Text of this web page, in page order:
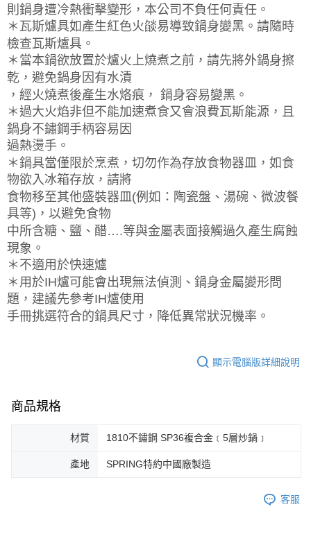
則鍋身遭冷熱衝擊變形，本公司不負任何責任。
＊瓦斯爐具如產生紅色火燄易導致鍋身變黑。請隨時
檢查瓦斯爐具。
＊當本鍋欲放置於爐火上燒煮之前，請先將外鍋身擦
乾，避免鍋身因有水漬
，經火燒煮後產生水烙痕， 鍋身容易變黑。
＊過大火焰非但不能加速煮食又會浪費瓦斯能源，且
鍋身不鏽鋼手柄容易因
過熱燙手。
＊鍋具當僅限於烹煮，切勿作為存放食物器皿，如食
物欲入冰箱存放，請將
食物移至其他盛裝器皿(例如：陶瓷盤、湯碗、微波餐
具等)，以避免食物
中所含糖、鹽、醋….等與金屬表面接觸過久產生腐蝕
現象。
＊不適用於快速爐
＊用於IH爐可能會出現無法偵測、鍋身金屬變形問
題，建議先參考IH爐使用
手冊挑選符合的鍋具尺寸，降低異常狀況機率。
顯示電腦版詳細說明
商品規格
材質 1810不鏽鋼 SP36複合金﹝5層炒鍋﹞
產地 SPRING特約中國廠製造
客服